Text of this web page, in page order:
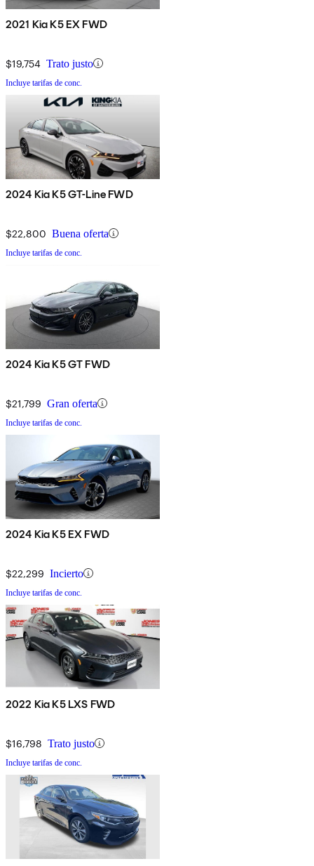
2021 Kia K5 EX FWD
$19,754 Trato justo
Incluye tarifas de conc.
2024 Kia K5 GT-Line FWD
$22,800 Buena oferta
Incluye tarifas de conc.
2024 Kia K5 GT FWD
$21,799 Gran oferta
Incluye tarifas de conc.
2024 Kia K5 EX FWD
$22,299 Incierto
Incluye tarifas de conc.
2022 Kia K5 LXS FWD
$16,798 Trato justo
Incluye tarifas de conc.